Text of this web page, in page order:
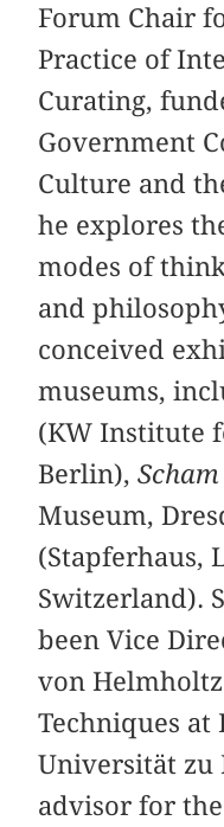
Forum Chair
Practice of
Curating,
Government
Culture and
he explores
modes of
and
conceived
museums,
(KW Institute
Berlin),Scham
Museum,
(Stapferhaus,
Switzerland).
been Vice
von
Techniques
Universität zu
advisor for